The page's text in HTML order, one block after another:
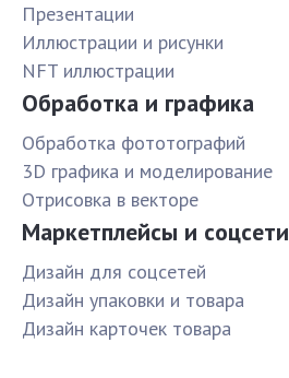
Презентации
Иллюстрации и рисунки
NFT иллюстрации
Обработка и графика
Обработка фототографий
3D графика и моделирование
Отрисовка в векторе
Маркетплейсы и соцсети
Дизайн для соцсетей
Дизайн упаковки и товара
Дизайн карточек товара